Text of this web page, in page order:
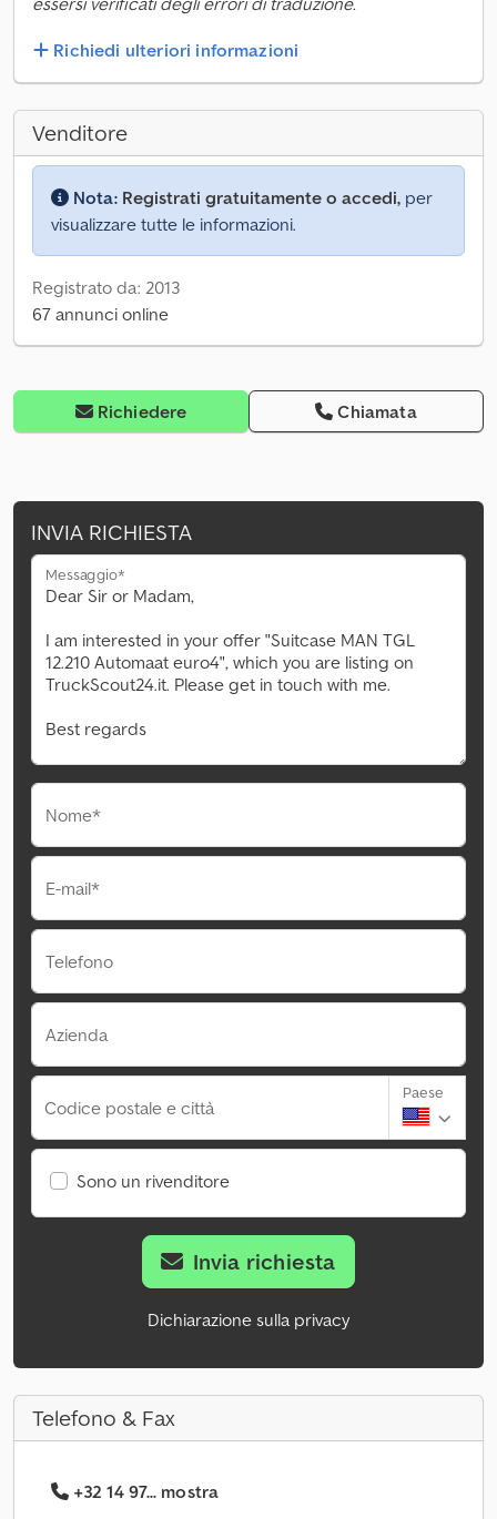
Richiedi ulteriori informazioni
Venditore
Nota: Registrati gratuitamente o accedi, per
visualizzare tutte le informazioni.
Registrato da: 2013
67 annunci online
Richiedere Chiamata
INVIA RICHIESTA
Messaggio*
Nome*
E-mail*
Telefono
Azienda
Codice postale e città
Paese
Sono un rivenditore
Invia richiesta
Dichiarazione sulla privacy
Telefono & Fax
+32 14 97... mostra